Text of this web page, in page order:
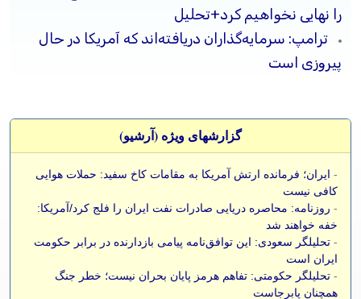
را نهایی نخواهیم کرد+تحلیل
ترامپ: سرمایه‌گذاران دریافته‌اند که آمریکا در حال
پیروزی است
گزارشهای ویژه (آرشيو)
- ایران؛ فرمانده ارتش آمریکا به مقامات کاخ سفید: حملات هوایی
کافی نیست
- روزنامه: محاصره دریایی صادرات نفت ایران را فلج کرد/آمریکا:
خفه خواهند شد
- تحلیلگر سعودی: این توافق‌نامه پیامی بازدارنده در برابر حکومت
ایران است
- تحلیلگر حکومتی: تفاهم هرمز پایان بحران نیست؛ خطر جنگ
همچنان پابرجاست